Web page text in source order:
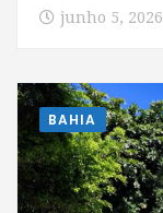
junho 5, 2026
BAHIA